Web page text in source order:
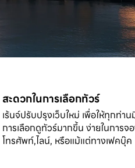
สะดวกในการเลือกทัวร์
เร้นจ์ปรับปรุงเว็บใหม่ เพื่อให้ทุกท่า
การเลือกดูทัวร์มากขึ้น ง่ายในการจ
โทรศัพท์,ไลน์, หรือแม้แต่ทางเฟคบุ๊ค